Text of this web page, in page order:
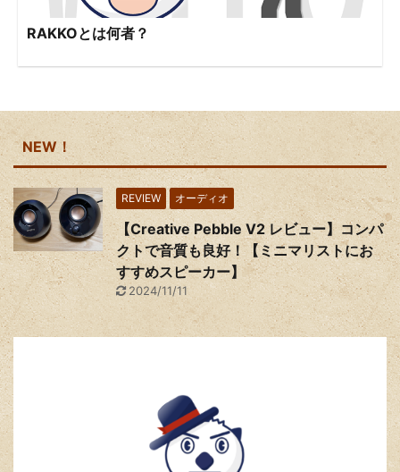
RAKKOとは何者？
NEW！
REVIEW オーディオ
【Creative Pebble V2 レビュー】コンパ
クトで音質も良好！【ミニマリストにお
すすめスピーカー】
2024/11/11